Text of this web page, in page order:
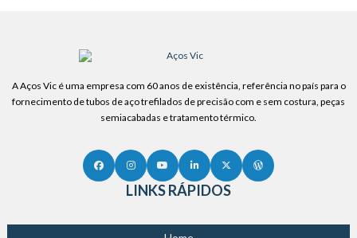
A Aços Vic é uma empresa com 60 anos de existência, referência no país para o
fornecimento de tubos de aço trefilados de precisão com e sem costura, peças
semiacabadas e tratamento térmico.
LINKS RÁPIDOS